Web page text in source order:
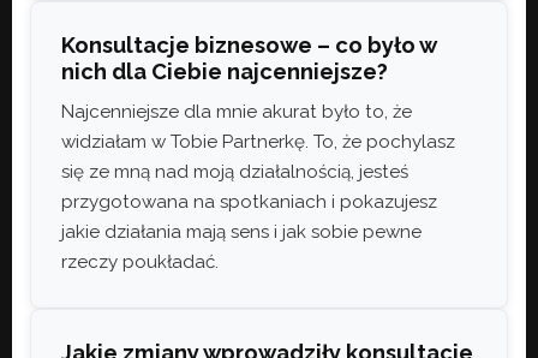
Konsultacje biznesowe – co było w
nich dla Ciebie najcenniejsze?
Najcenniejsze dla mnie akurat było to, że
widziałam w Tobie Partnerkę. To, że pochylasz
się ze mną nad moją działalnością, jesteś
przygotowana na spotkaniach i pokazujesz
jakie działania mają sens i jak sobie pewne
rzeczy poukładać.